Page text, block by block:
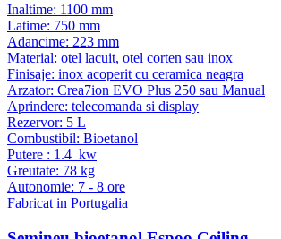
Inaltime: 1100 mm
Latime: 750 mm
Adancime: 223 mm
Material: otel lacuit, otel corten sau inox
Finisaje: inox acoperit cu ceramica neagra
Arzator: Crea7ion EVO Plus 250 sau Manual
Aprindere: telecomanda si display
Rezervor: 5 L
Combustibil: Bioetanol
Putere : 1.4 kw
Greutate: 78 kg
Autonomie: 7 - 8 ore
Fabricat in Portugalia